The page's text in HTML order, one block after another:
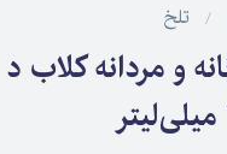
تلخ